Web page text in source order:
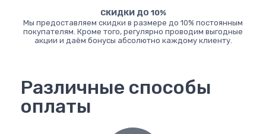
СКИДКИ ДО 10%
Мы предоставляем скидки в размере до 10% постоянным
покупателям. Кроме того, регулярно проводим выгодные
акции и даём бонусы абсолютно каждому клиенту.
Различные способы
оплаты